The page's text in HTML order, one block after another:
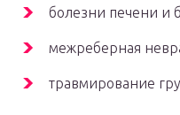
болезни печени и
межреберная
травмирование